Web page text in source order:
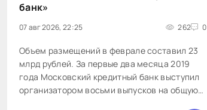
банк»
07 авг 2026, 22:25 262 0
Объем размещений в феврале составил 23
млрд рублей. За первые два месяца 2019
года Московский кредитный банк выступил
организатором восьми выпусков на общую